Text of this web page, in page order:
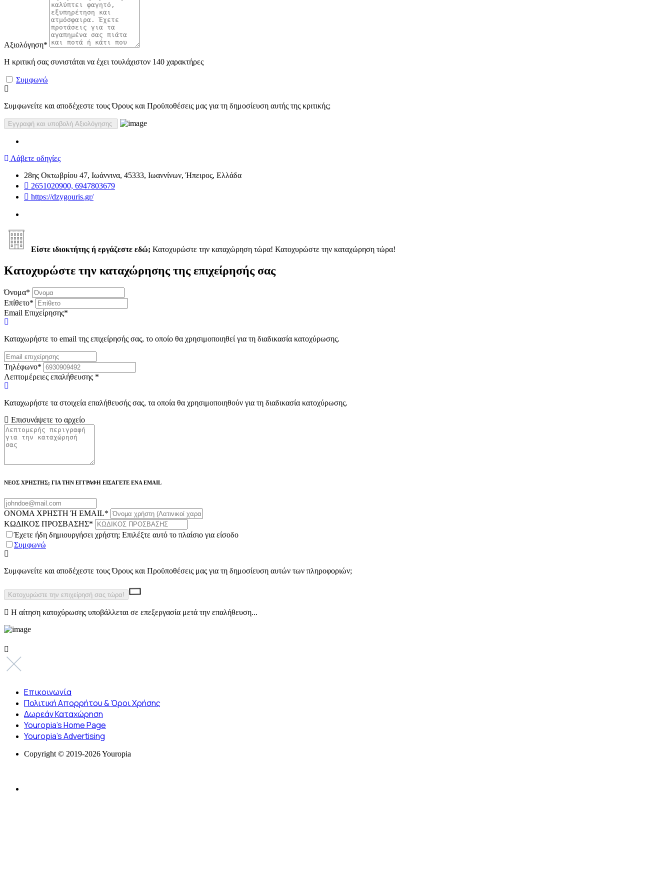
Αξιολόγηση*
Η κριτική σας συνιστάται να έχει τουλάχιστον 140 χαρακτήρες
Συμφωνώ
Συμφωνείτε και αποδέχεστε τους Όρους και Προϋποθέσεις μας για τη δημοσίευση αυτής της κριτικής;
Λάβετε οδηγίες
28ης Οκτωβρίου 47, Ιωάννινα, 45333, Ιωαννίνων, Ήπειρος, Ελλάδα
2651020900, 6947803679
https://dzygouris.gr/
Είστε ιδιοκτήτης ή εργάζεστε εδώ; Κατοχυρώστε την καταχώρηση τώρα! Κατοχυρώστε την καταχώρηση τώρα!
Κατοχυρώστε την καταχώρησης της επιχείρησής σας
Όνομα*
Επίθετο*
Email Επιχείρησης*
Καταχωρήστε το email της επιχείρησής σας, το οποίο θα χρησιμοποιηθεί για τη διαδικασία κατοχύρωσης.
Τηλέφωνο*
Λεπτομέρειες επαλήθευσης *
Καταχωρήστε τα στοιχεία επαλήθευσής σας, τα οποία θα χρησιμοποιηθούν για τη διαδικασία κατοχύρωσης.
Επισυνάψετε το αρχείο
ΝΕΟΣ ΧΡΗΣΤΗΣ; ΓΙΑ ΤΗΝ ΕΓΓΡΑΦΗ ΕΙΣΑΓΕΤΕ ΕΝΑ EMAIL
ΟΝΟΜΑ ΧΡΗΣΤΗ Ή EMAIL*
ΚΩΔΙΚΟΣ ΠΡΟΣΒΑΣΗΣ*
Έχετε ήδη δημιουργήσει χρήστη; Επιλέξτε αυτό το πλαίσιο για είσοδο
Συμφωνώ
Συμφωνείτε και αποδέχεστε τους Όρους και Προϋποθέσεις μας για τη δημοσίευση αυτών των πληροφοριών;
Η αίτηση κατοχύρωσης υποβάλλεται σε επεξεργασία μετά την επαλήθευση...
Επικοινωνία
Πολιτική Απορρήτου & Όροι Χρήσης
Δωρεάν Καταχώρηση
Youropia’s Home Page
Youropia’s Advertising
Copyright © 2019-2026 Youropia